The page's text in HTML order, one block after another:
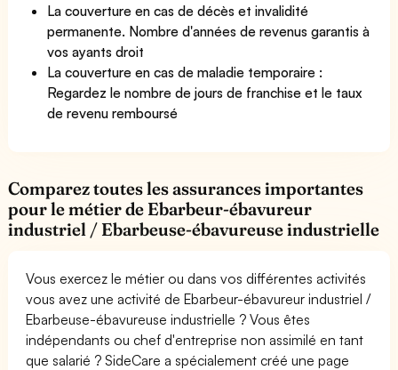
La couverture en cas de décès et invalidité
permanente. Nombre d'années de revenus garantis à
vos ayants droit
La couverture en cas de maladie temporaire :
Regardez le nombre de jours de franchise et le taux
de revenu remboursé
Comparez toutes les assurances importantes
pour le métier de Ebarbeur-ébavureur
industriel / Ebarbeuse-ébavureuse industrielle
Vous exercez le métier ou dans vos différentes activités
vous avez une activité de Ebarbeur-ébavureur industriel /
Ebarbeuse-ébavureuse industrielle ? Vous êtes
indépendants ou chef d'entreprise non assimilé en tant
que salarié ? SideCare a spécialement créé une page